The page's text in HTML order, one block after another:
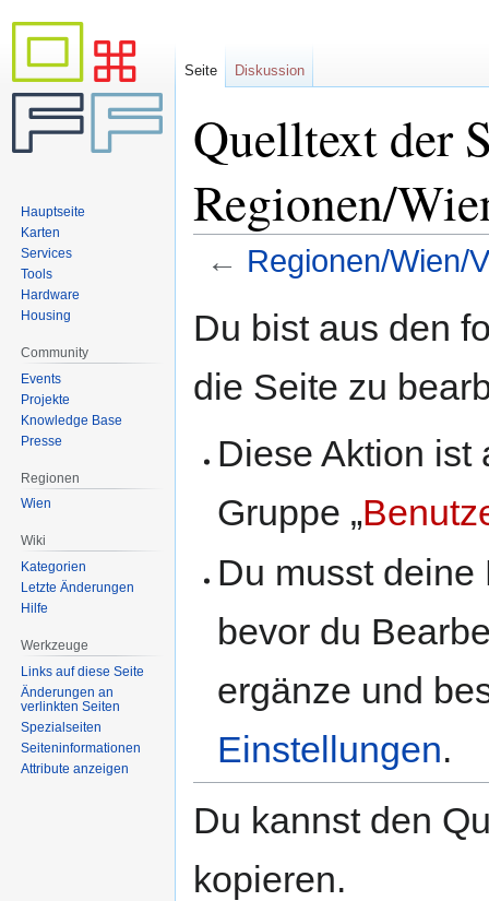
Quelltext der
Regionen/
← Regionen/Wien/
Navigation
Suche
Du bist aus den
die Seite zu
Diese Aktion ist
Gruppe „
Du musst
bevor du
ergänze und
Einstellungen.
Du kannst den
kopieren.
Seite Diskussion
Hauptseite
Karten
Services
Tools
Hardware
Housing
Community
Events
Projekte
Knowledge Base
Presse
Regionen
Wien
Wiki
Kategorien
Letzte Änderungen
Hilfe
Werkzeuge
Links auf diese Seite
Änderungen an
verlinkten Seiten
Spezialseiten
Seiten­informationen
Attribute anzeigen